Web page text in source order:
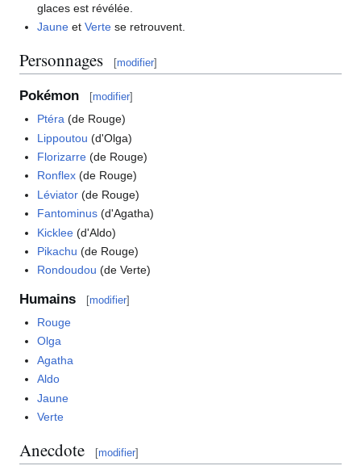
glaces est révélée.
Jaune etVerte se retrouvent.
Personnages [modifier]
Pokémon [modifier]
Ptéra (de Rouge)
Lippoutou (d'Olga)
Florizarre (de Rouge)
Ronflex (de Rouge)
Léviator (de Rouge)
Fantominus (d'Agatha)
Kicklee (d'Aldo)
Pikachu (de Rouge)
Rondoudou (de Verte)
Humains [modifier]
Rouge
Olga
Agatha
Aldo
Jaune
Verte
Anecdote [modifier]